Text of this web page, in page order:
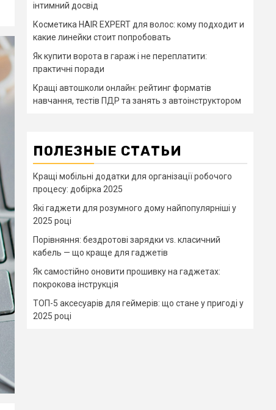
інтимний досвід
Косметика HAIR EXPERT для волос: кому подходит и
какие линейки стоит попробовать
Як купити ворота в гараж і не переплатити:
практичні поради
Кращі автошколи онлайн: рейтинг форматів
навчання, тестів ПДР та занять з автоінструктором
ПОЛЕЗНЫЕ СТАТЬИ
Кращі мобільні додатки для організації робочого
процесу: добірка 2025
Які гаджети для розумного дому найпопулярніші у
2025 році
Порівняння: бездротові зарядки vs. класичний
кабель — що краще для гаджетів
Як самостійно оновити прошивку на гаджетах:
покрокова інструкція
ТОП-5 аксесуарів для геймерів: що стане у пригоді у
2025 році